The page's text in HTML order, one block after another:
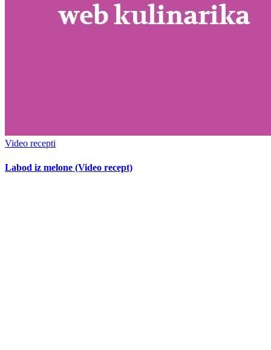
Video recepti
Labod iz melone (Video recept)